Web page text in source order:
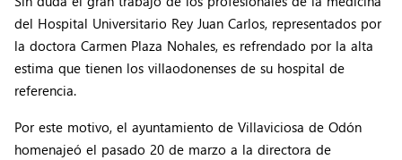
del Hospital Universitario Rey Juan Carlos, representados por
la doctora Carmen Plaza Nohales, es refrendado por la alta
estima que tienen los villaodonenses de su hospital de
referencia.
Por este motivo, el ayuntamiento de Villaviciosa de Odón
homenajeó el pasado 20 de marzo a la directora de